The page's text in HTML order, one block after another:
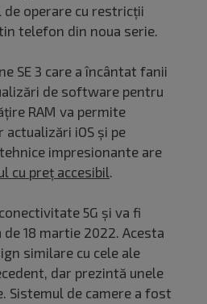
operare cu restricții
telefon din noua serie.
SE 3 care a încântat fanii
de software pentru
RAM va permite
iOS și pe
impresionante are
cu preț accesibil.
5G și va fi
18 martie 2022. Acesta
similare cu cele ale
dar prezintă unele
Sistemul de camere a fost